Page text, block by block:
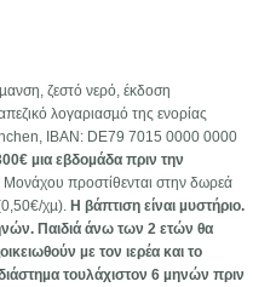
ζεστό νερό, έκδοση
λογαριασµό της ενορίας
IBAN: DE79 7015 0000 0000
µια εβδοµάδα πριν την
Μονάχου προστίθενται στην δωρεά
(0,50€/χµ).Η βάπτιση είναι µυστήριο.
Παιδιά άνω των 2 ετών θα
µε τον ιερέα και το
τουλάχιστον 6 µηνών πριν